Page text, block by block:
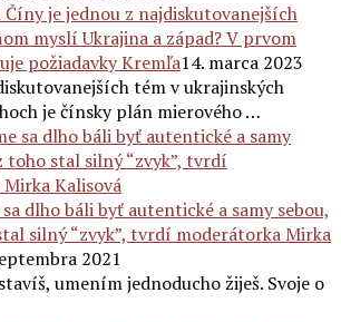
je jednou z najdiskutovanejších
myslí Ukrajina a západ? V prvom
požiadavky Kremľa14. marca 2023
tém v ukrajinských
je čínsky plán mierového …
dlho báli byť autentické a samy sebou,
silný “zvyk”, tvrdí moderátorka Mirka
2021
umením jednoducho žiješ. Svoje o